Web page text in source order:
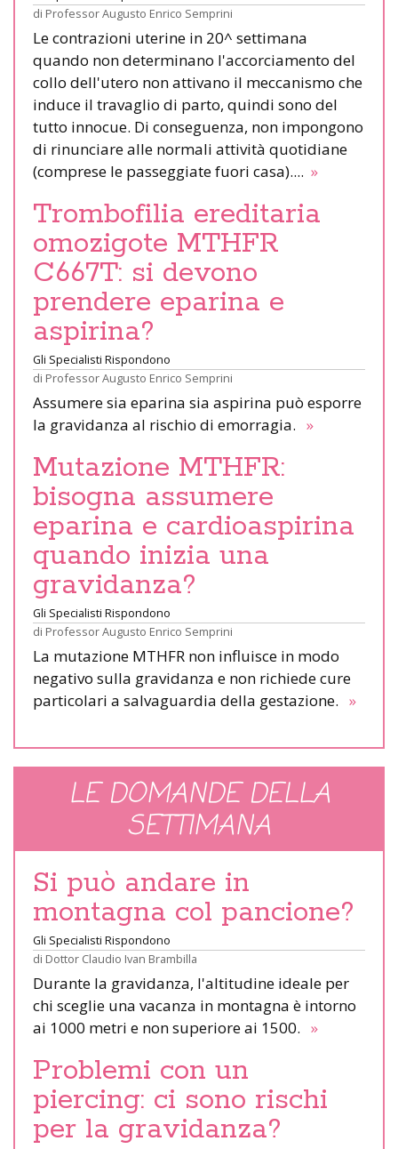
di Professor Augusto Enrico Semprini
Le contrazioni uterine in 20^ settimana
quando non determinano l'accorciamento del
collo dell'utero non attivano il meccanismo che
induce il travaglio di parto, quindi sono del
tutto innocue. Di conseguenza, non impongono
di rinunciare alle normali attività quotidiane
(comprese le passeggiate fuori casa).... »
Trombofilia ereditaria
omozigote MTHFR
C667T: si devono
prendere eparina e
aspirina?
Gli Specialisti Rispondono
di Professor Augusto Enrico Semprini
Assumere sia eparina sia aspirina può esporre
la gravidanza al rischio di emorragia. »
Mutazione MTHFR:
bisogna assumere
eparina e cardioaspirina
quando inizia una
gravidanza?
Gli Specialisti Rispondono
di Professor Augusto Enrico Semprini
La mutazione MTHFR non influisce in modo
negativo sulla gravidanza e non richiede cure
particolari a salvaguardia della gestazione. »
LE DOMANDE DELLA
SETTIMANA
Si può andare in
montagna col pancione?
Gli Specialisti Rispondono
di Dottor Claudio Ivan Brambilla
Durante la gravidanza, l'altitudine ideale per
chi sceglie una vacanza in montagna è intorno
ai 1000 metri e non superiore ai 1500. »
Problemi con un
piercing: ci sono rischi
per la gravidanza?